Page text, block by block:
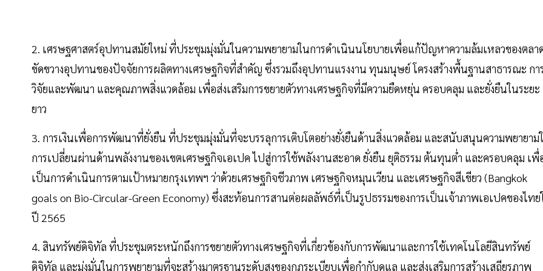
2. เศรษฐศาสตร์อุปทานสมัยใหม่ ที่ประชุมมุ่งมั่นในความพยายามในการดำเนินนโยบายเพื่อแก้ปัญหาความล้มเหลวของตลา
ขัดขวางอุปทานของปัจจัยการผลิตทางเศรษฐกิจที่สำคัญ ซึ่งรวมถึงอุปทานแรงงาน ทุนมนุษย์ โครงสร้างพื้นฐานสาธารณะ กา
วิจัยและพัฒนา และคุณภาพสิ่งแวดล้อม เพื่อส่งเสริมการขยายตัวทางเศรษฐกิจที่มีความยืดหยุ่น ครอบคลุม และยั่งยืนในระยะ
ยาว
3. การเงินเพื่อการพัฒนาที่ยั่งยืน ที่ประชุมมุ่งมั่นที่จะบรรลุการเติบโตอย่างยั่งยืนด้านสิ่งแวดล้อม และสนับสนุนความพยายาม
การเปลี่ยนผ่านด้านพลังงานของเขตเศรษฐกิจเอเปค ไปสู่การใช้พลังงานสะอาด ยั่งยืน ยุติธรรม ต้นทุนต่ำ และครอบคลุม เพื่
เป็นการดำเนินการตามเป้าหมายกรุงเทพฯ ว่าด้วยเศรษฐกิจชีวภาพ เศรษฐกิจหมุนเวียน และเศรษฐกิจสีเขียว (Bangkok
goals on Bio-Circular-Green Economy) ซึ่งสะท้อนการสานต่อผลลัพธ์ที่เป็นรูปธรรมของการเป็นเจ้าภาพเอเปคของไทย
ปี 2565
4. สินทรัพย์ดิจิทัล ที่ประชุมตระหนักถึงการขยายตัวทางเศรษฐกิจที่เกี่ยวข้องกับการพัฒนาและการใช้เทคโนโลยีสินทรัพย์
ดิจิทัล และมุ่งมั่นในการพยายามที่จะสร้างมาตรฐานระดับสูงของกฎระเบียบเพื่อกำกับดูแล และส่งเสริมการสร้างเสถียรภาพ